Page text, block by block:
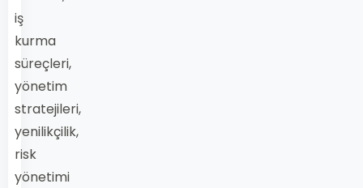
iş
kurma
süreçleri,
yönetim
stratejileri,
yenilikçilik,
risk
yönetimi